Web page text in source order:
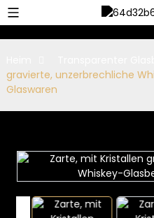
gravierte, unzerbrechliche
Glaswaren